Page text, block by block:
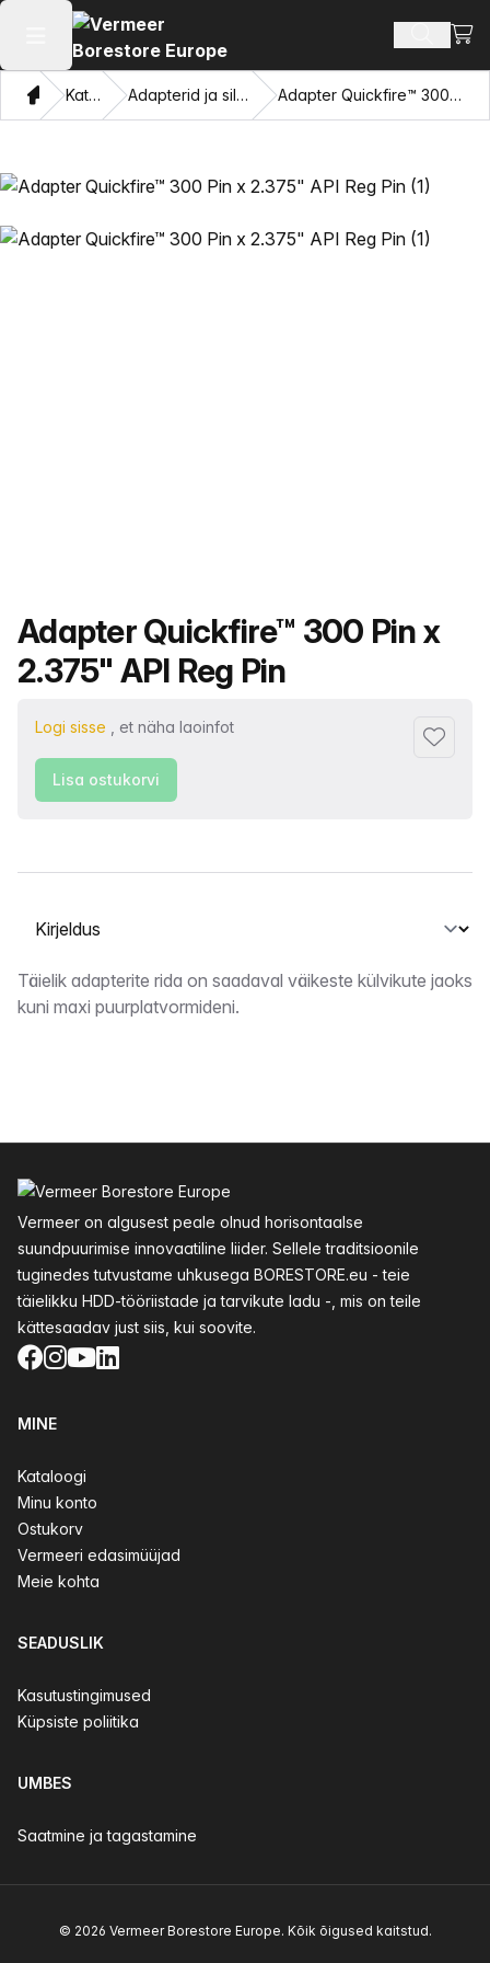
Ava peamenüü Otsi
KoduKataloogi Adapterid ja silmade tõmbamine Adapter Quickfire™ 300 Pin x 2.375" API Reg Pin
Toote nimi
Adapter Quickfire™ 300 Pin x
2.375" API Reg Pin
Logi sisse , et näha laoinfot
Lisa
Lisa ostukorvi
Vahekaardi valimine
Kirjeldus
Täielik adapterite rida on saadaval väikeste külvikute jaoks
kuni maxi puurplatvormideni.
Vermeer on algusest peale olnud horisontaalse
suundpuurimise innovaatiline liider. Sellele traditsioonile
tuginedes tutvustame uhkusega BORESTORE.eu - teie
täielikku HDD-tööriistade ja tarvikute ladu -, mis on teile
kättesaadav just siis, kui soovite.
Facebook
Instagram
YouTube
LinkedIn
MINE
Kataloogi
Minu konto
Ostukorv
Vermeeri edasimüüjad
Meie kohta
SEADUSLIK
Kasutustingimused
Küpsiste poliitika
UMBES
Saatmine ja tagastamine
© 2026 Vermeer Borestore Europe. Kõik õigused kaitstud.